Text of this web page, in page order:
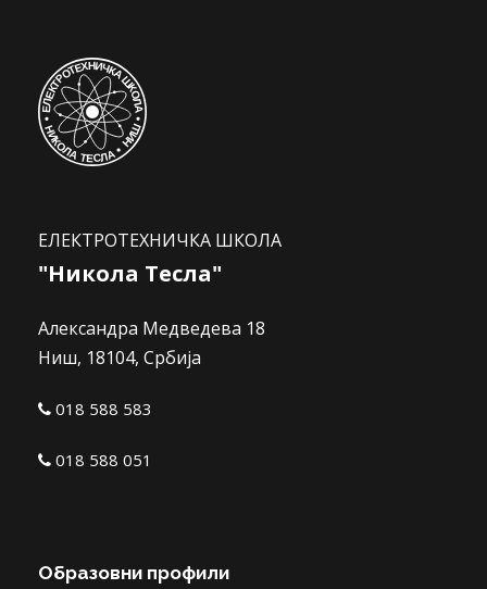
ЕЛЕКТРОТЕХНИЧКА ШКОЛА
"Никола Тесла"
Александра Медведева 18
Ниш, 18104, Србија
018 588 583
018 588 051
Образовни профили